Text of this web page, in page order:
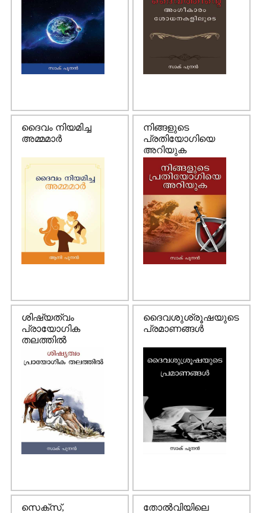
ദൈവം നിയമിച്ച
അമ്മമാര്‍
നിങ്ങളുടെ
പ്രതിയോഗിയെ
അറിയുക
ശിഷ്യത്വം
പ്രായോഗിക
തലത്തില്‍
ദൈവശുശ്രൂഷയുടെ
പ്രമാണങ്ങള്‍
സെക്സ്,
തോല്‍വിയിലെ